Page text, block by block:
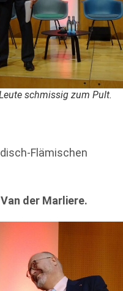
schmissig zum Pult.
Flämischen
der Marliere.